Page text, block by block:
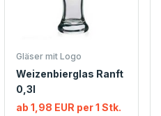
Gläser mit Logo
Weizenbierglas Ranft
0,3l
ab 1,98 EUR per 1 Stk.